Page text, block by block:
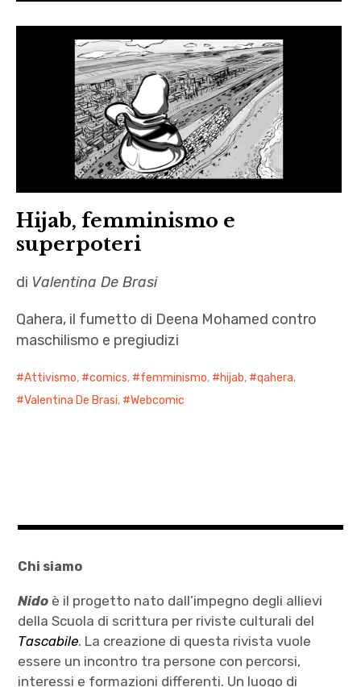
Hijab, femminismo e
superpoteri
di Valentina De Brasi
Qahera, il fumetto di Deena Mohamed contro
maschilismo e pregiudizi
Attivismo, comics, femminismo, hijab, qahera,
Valentina De Brasi, Webcomic
Chi siamo
Nido è il progetto nato dall’impegno degli allievi
della Scuola di scrittura per riviste culturali del
Tascabile. La creazione di questa rivista vuole
essere un incontro tra persone con percorsi,
interessi e formazioni differenti. Un luogo di